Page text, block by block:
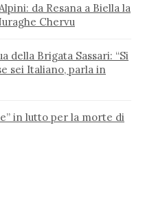
da Resana a Biella la
Chervu
della Brigata Sassari: “Si
sei Italiano, parla in
in lutto per la morte di